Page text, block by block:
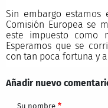
Sin embargo estamos
Comisión Europea se
este impuesto como
Esperamos que se
con tan poca fortuna y
Añadir nuevo
Su nombre